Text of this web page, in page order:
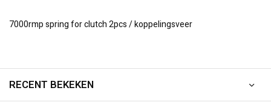
7000rmp spring for clutch 2pcs / koppelingsveer
RECENT BEKEKEN